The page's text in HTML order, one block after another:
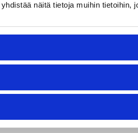
näitä tietoja muihin tietoihin,